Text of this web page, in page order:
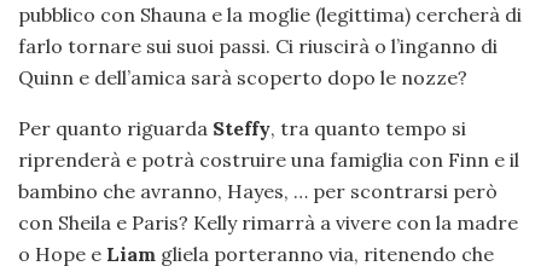
pubblico con Shauna e la moglie (legittima) cercherà di
farlo tornare sui suoi passi. Ci riuscirà o l’inganno di
Quinn e dell’amica sarà scoperto dopo le nozze?
Per quanto riguarda Steffy, tra quanto tempo si
riprenderà e potrà costruire una famiglia con Finn e il
bambino che avranno, Hayes, … per scontrarsi però
con Sheila e Paris? Kelly rimarrà a vivere con la madre
o Hope e Liam gliela porteranno via, ritenendo che